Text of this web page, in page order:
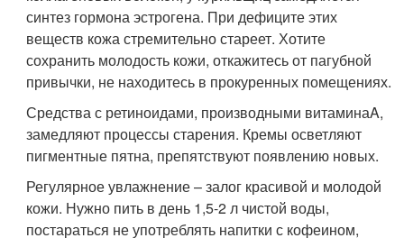
синтез гормона эстрогена. При дефиците этих
веществ кожа стремительно стареет. Хотите
сохранить молодость кожи, откажитесь от пагубной
привычки, не находитесь в прокуренных помещениях.
Средства с ретиноидами, производными витаминаA,
замедляют процессы старения. Кремы осветляют
пигментные пятна, препятствуют появлению новых.
Регулярное увлажнение – залог красивой и молодой
кожи. Нужно пить в день 1,5-2 л чистой воды,
постараться не употреблять напитки с кофеином,